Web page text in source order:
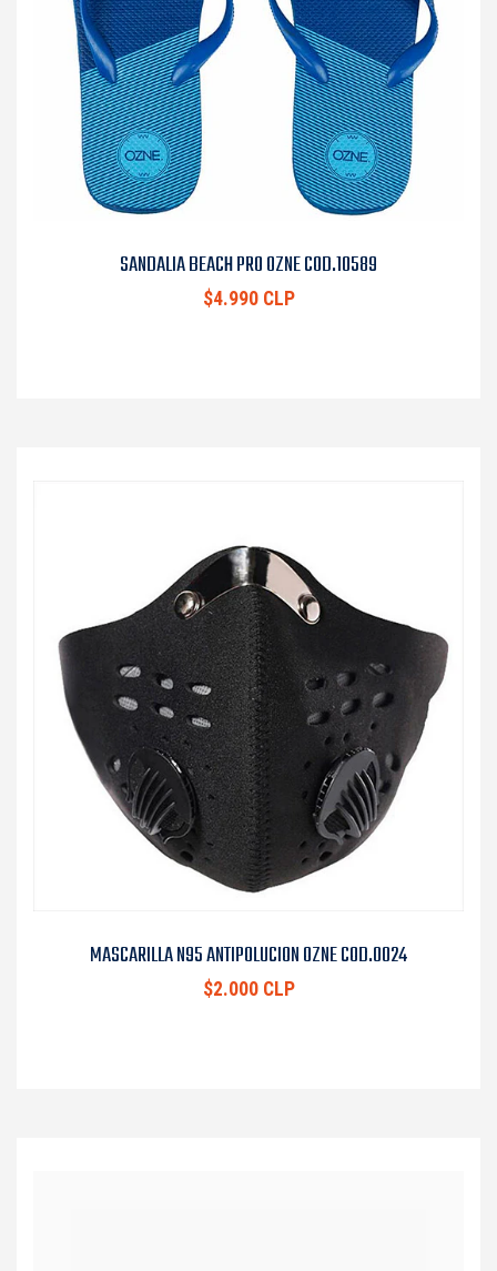
SANDALIA BEACH PRO OZNE COD.10589
$4.990 CLP
MASCARILLA N95 ANTIPOLUCION OZNE COD.0024
$2.000 CLP